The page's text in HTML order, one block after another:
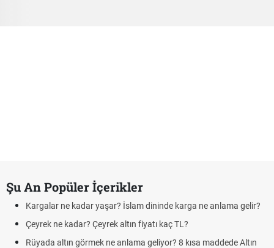
Şu An Popüler İçerikler
ne kadar yaşar? İslam dininde karga ne anlama gelir?
ne kadar? Çeyrek altın fiyatı kaç TL?
altın görmek ne anlama geliyor? 8 kısa maddede Altın